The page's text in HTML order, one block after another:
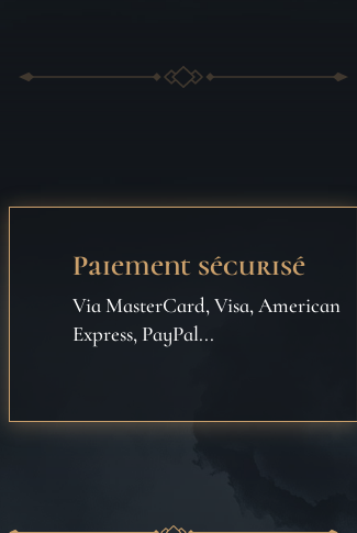
Paiement sécurisé
Via MasterCard, Visa, American
Express, PayPal...